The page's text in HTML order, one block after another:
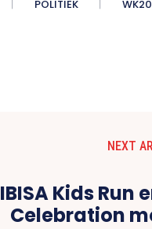
POLITIEK
NEXT
IBISA Kids Run
Celebration